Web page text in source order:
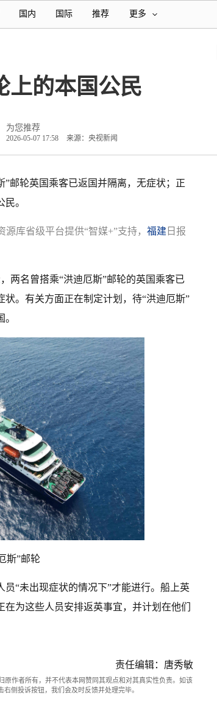
国内 国际 推荐 更多
上的本国公民
为您推荐
2026-05-07 17:58 来源：央视新闻
邮轮英国乘客已返国并隔离，无症状；正
。
源库省级平台提供“智媒+”支持， 福建 日报
两名曾搭乘“洪迪厄斯”邮轮的英国乘客已
。有关方面正在制定计划，待“洪迪厄斯”
斯”邮轮
“未出现症状的情况下”才能进行。船上英
为这些人员安排返英事宜，并计划在他们
责任编辑：唐秀敏
作者所有，并不代表本网赞同其观点和对其真实性负责。如该
侧投诉按钮，我们会及时反馈并处理完毕。